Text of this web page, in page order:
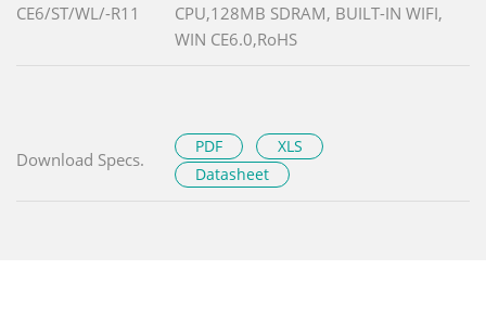
CE6/ST/WL/-R11
CPU,128MB SDRAM, BUILT-IN WIFI,
WIN CE6.0,RoHS
Download Specs.
PDF
XLS
Datasheet